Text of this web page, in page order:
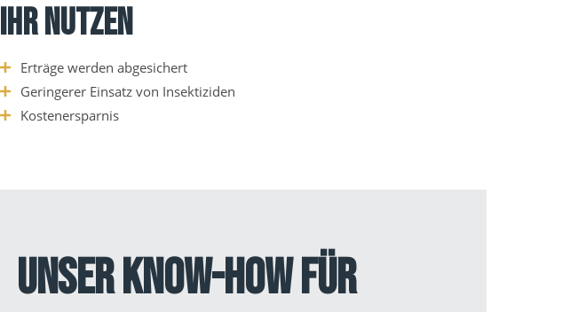
IHR NUTZEN
Erträge werden abgesichert
Geringerer Einsatz von Insektiziden
Kostenersparnis
Unser Know-How für